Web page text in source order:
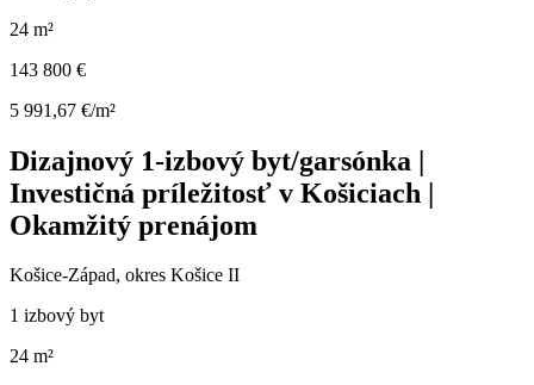
24 m²
143 800 €
5 991,67 €/m²
Dizajnový 1-izbový byt/garsónka |
Investičná príležitosť v Košiciach |
Okamžitý prenájom
Košice-Západ, okres Košice II
1 izbový byt
24 m²